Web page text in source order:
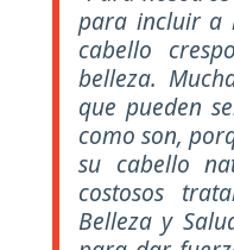
para incluir a
cabello
belleza.
que pueden
como son,
su cabello
costosos
Belleza y